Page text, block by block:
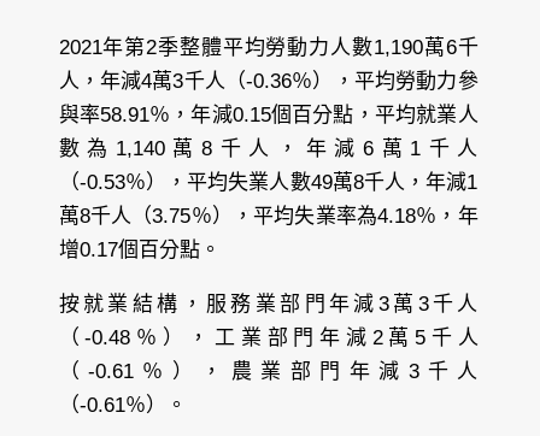
2021年第2季整體平均勞動力人數1,190萬6千
人，年減4萬3千人（-0.36％），平均勞動力參
與率58.91％，年減0.15個百分點，平均就業人
數為1,140萬8千人，年減6萬1千人
（-0.53％），平均失業人數49萬8千人，年減1
萬8千人（3.75％），平均失業率為4.18％，年
增0.17個百分點。
按就業結構，服務業部門年減3萬3千人
（-0.48％），工業部門年減2萬5千人
（-0.61％），農業部門年減3千人
（-0.61％）。